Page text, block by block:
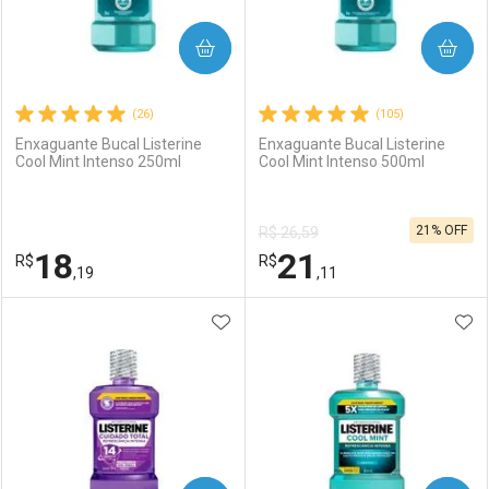
(26)
Enxaguante Bucal Listerine
Cool Mint Intenso 250ml
R$18,19
COMPRAR
Laboratório
Por Menos
(105)
Enxaguante Bucal Listerine
Cool Mint Intenso 500ml
R$ 26,59
R$21 ,11
21% OFF
COMPRAR
Laboratório
Por Menos
ADICIONAR AOS FAVORITOS